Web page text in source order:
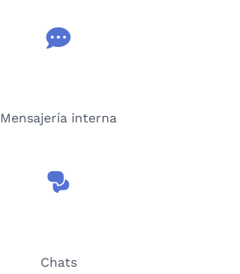
Mensajería interna
Chats